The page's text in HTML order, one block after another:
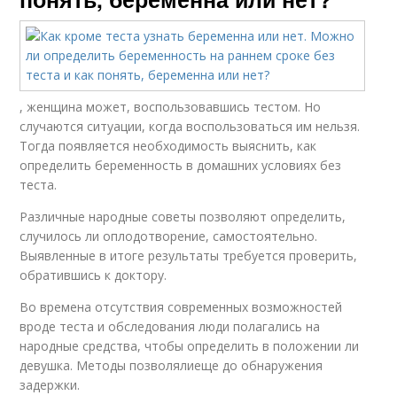
, женщина может, воспользовавшись тестом. Но
случаются ситуации, когда воспользоваться им нельзя.
Тогда появляется необходимость выяснить, как
определить беременность в домашних условиях без
теста.
Различные народные советы позволяют определить,
случилось ли оплодотворение, самостоятельно.
Выявленные в итоге результаты требуется проверить,
обратившись к доктору.
Во времена отсутствия современных возможностей
вроде теста и обследования люди полагались на
народные средства, чтобы определить в положении ли
девушка. Методы позволялиеще до обнаружения
задержки.